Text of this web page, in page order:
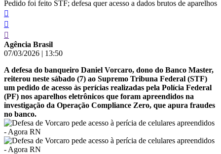
Pedido foi feito STF; defesa quer acesso a dados brutos de aparelhos
Agência Brasil
07/03/2026 | 13:50
A defesa do banqueiro Daniel Vorcaro, dono do Banco Master,
reiterou neste sábado (7) ao Supremo Tribuna Federal (STF)
um pedido de acesso às perícias realizadas pela Polícia Federal
(PF) nos aparelhos eletrônicos que foram apreendidos na
investigação da Operação Compliance Zero, que apura fraudes
no banco.